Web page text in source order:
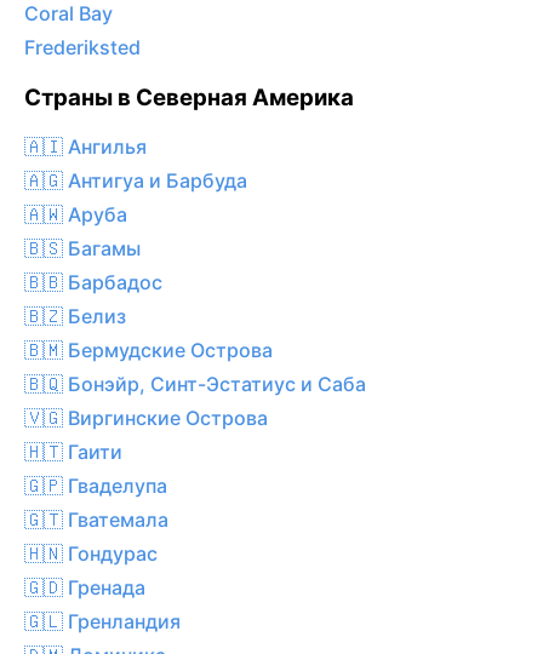
Coral Bay
Frederiksted
Страны в Северная Америка
🇦🇮 Ангилья
🇦🇬 Антигуа и Барбуда
🇦🇼 Аруба
🇧🇸 Багамы
🇧🇧 Барбадос
🇧🇿 Белиз
🇧🇲 Бермудские Острова
🇧🇶 Бонэйр, Синт-Эстатиус и Саба
🇻🇬 Виргинские Острова
🇭🇹 Гаити
🇬🇵 Гваделупа
🇬🇹 Гватемала
🇭🇳 Гондурас
🇬🇩 Гренада
🇬🇱 Гренландия